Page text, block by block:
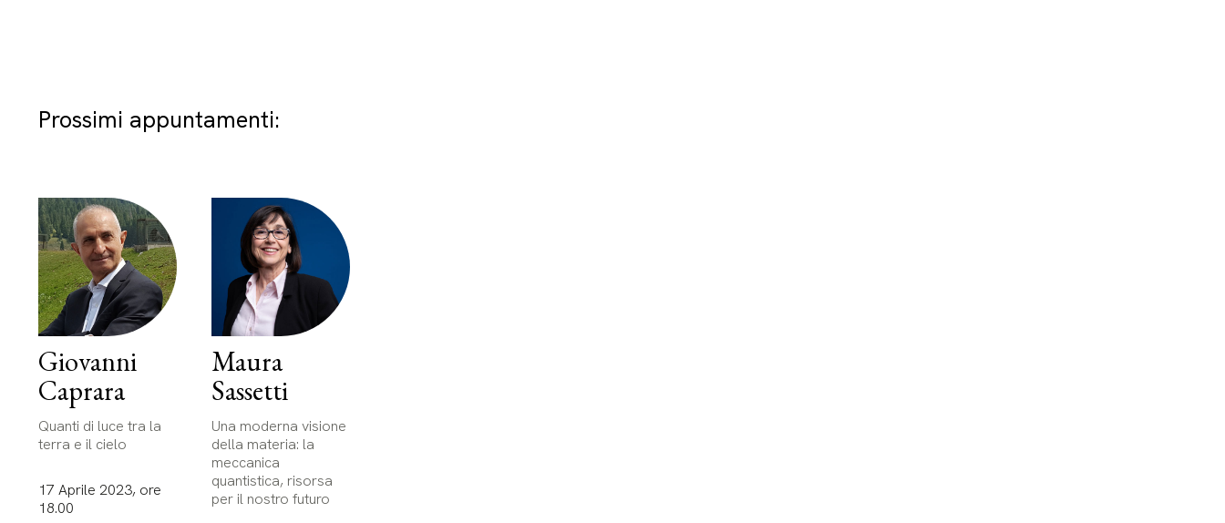
Prossimi appuntamenti:
Giovanni
Caprara
Quanti di luce tra la
terra e il cielo
17 Aprile 2023, ore
18.00
Maura
Sassetti
Una moderna visione
della materia: la
meccanica
quantistica, risorsa
per il nostro futuro